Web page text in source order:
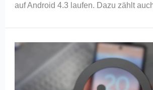
auf Android 4.3 laufen. Dazu zählt